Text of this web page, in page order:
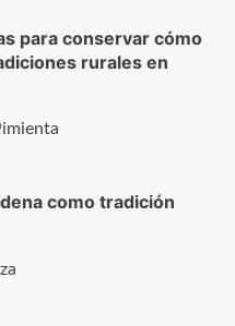
para conservar cómo
rurales en
como tradición